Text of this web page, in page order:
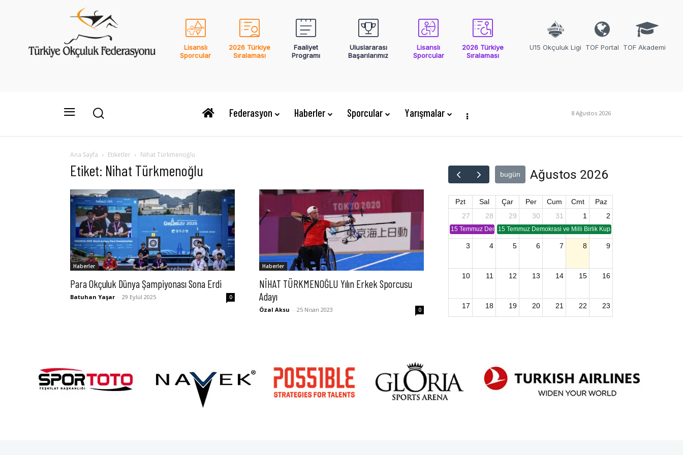
Lisanslı
Sporcular
2026 Türkiye
Sıralaması
Faaliyet
Programı
Uluslararası
Başarılarımız
Lisanslı
Sporcular
2026 Türkiye
Sıralaması
U15 Okçuluk Ligi TOF Portal TOF Akademi
Federasyon Haberler Sporcular Yarışmalar 8 Ağustos 2026
Ana Sayfa Etiketler Nihat Türkmenoğlu
Etiket: Nihat Türkmenoğlu
Haberler
Para Okçuluk Dünya Şampiyonası Sona Erdi
Batuhan Yaşar - 29 Eylül 2025 0
Haberler
NİHAT TÜRKMENOĞLU Yılın Erkek Sporcusu
Adayı
Özal Aksu - 25 Nisan 2023 0
bugün Ağustos 2026
Pzt Sal Çar Per Cum Cmt
Paz
27
15 Temmuz Demokrasi ve Birlik Kupası (TSP -2)
28 29
15 Temmuz Demokrasi ve Milli Birlik Kupası 2. Ayak (TSP 2)
30 31 1 2
3 4 5 6 7 8 9
10 11 12 13 14 15 16
17 18 19 20 21 22 23
1